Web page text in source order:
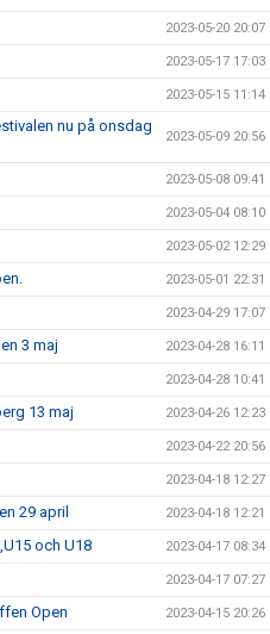
2023-05-20 20:07
2023-05-17 17:03
2023-05-15 11:14
nu på onsdag
2023-05-09 20:56
2023-05-08 09:41
2023-05-04 08:10
2023-05-02 12:29
2023-05-01 22:31
2023-04-29 17:07
3 maj 2023-04-28 16:11
2023-04-28 10:41
13 maj 2023-04-26 12:23
2023-04-22 20:56
2023-04-18 12:27
29 april 2023-04-18 12:21
och U18 2023-04-17 08:34
2023-04-17 07:27
Open 2023-04-15 20:26